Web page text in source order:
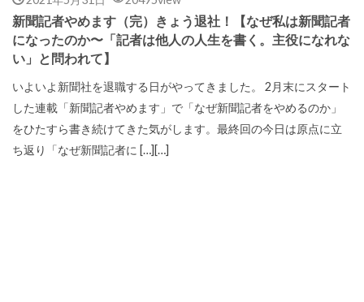
新聞記者やめます（完）きょう退社！【なぜ私は新聞記者
になったのか〜「記者は他人の人生を書く。主役になれな
い」と問われて】
いよいよ新聞社を退職する日がやってきました。 2月末にスタート
した連載「新聞記者やめます」で「なぜ新聞記者をやめるのか」
をひたすら書き続けてきた気がします。最終回の今日は原点に立
ち返り「なぜ新聞記者に […][…]